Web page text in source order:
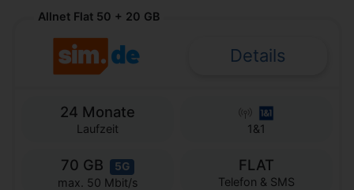
Allnet Flat 50 + 20 GB
Details
24 Monate
Laufzeit 1&1
70 GB 5G
max. 50 Mbit/s
FLAT
Telefon & SMS